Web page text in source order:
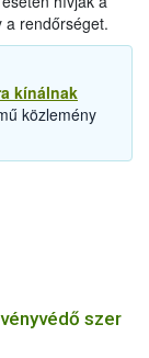
a rendőrséget.
kínálnak
közlemény
szer